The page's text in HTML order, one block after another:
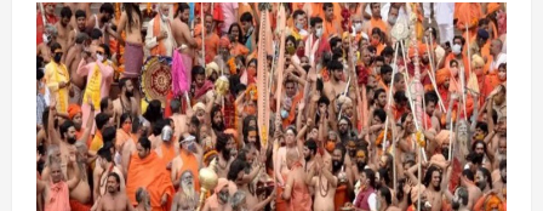
मेले
2025
की
शुरुआत:
शाही
अंदाज
में
हुआ
अखाड़ों
का
नगर
प्रवेश